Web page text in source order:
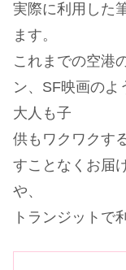
実際に利用した
ます。
これまでの空港
ン、SF映画のよ
大人も子
供もワクワクす
すことなくお届
や、
トランジットで